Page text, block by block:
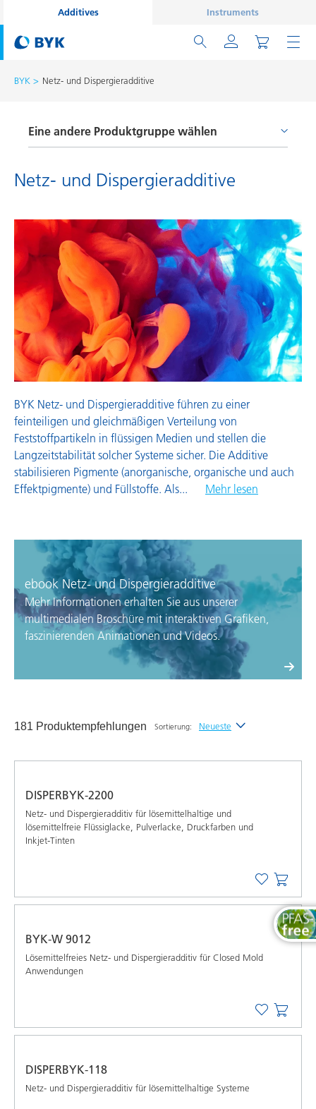
Additives Instruments
BYK Netz- und Dispergieradditive
Netz- und Dispergieradditive
Eine andere Produktgruppe wählen
Haftvermittler und Coupling Agents
Oberflächenadditive
Prozessadditive
Rheologieadditive
Wachsadditive
BYK Netz- und Dispergieradditive führen zu einer
feinteiligen und gleichmäßigen Verteilung von
Feststoffpartikeln in flüssigen Medien und stellen die
Langzeitstabilität solcher Systeme sicher. Die Additive
stabilisieren Pigmente (anorganische, organische und auch
Effektpigmente) und Füllstoffe. Als... Mehr lesen
ebook Netz- und Dispergieradditive
Mehr Informationen erhalten Sie aus unserer
multimedialen Broschüre mit interaktiven Grafiken,
faszinierenden Animationen und Videos.
181 Produktempfehlungen Sortierung: Neueste
DISPERBYK-2200
Netz- und Dispergieradditiv für lösemittelhaltige und
lösemittelfreie Flüssiglacke, Pulverlacke, Druckfarben und
Inkjet-Tinten
BYK-W 9012
Lösemittelfreies Netz- und Dispergieradditiv für Closed Mold
Anwendungen
DISPERBYK-118
Netz- und Dispergieradditiv für lösemittelhaltige Systeme